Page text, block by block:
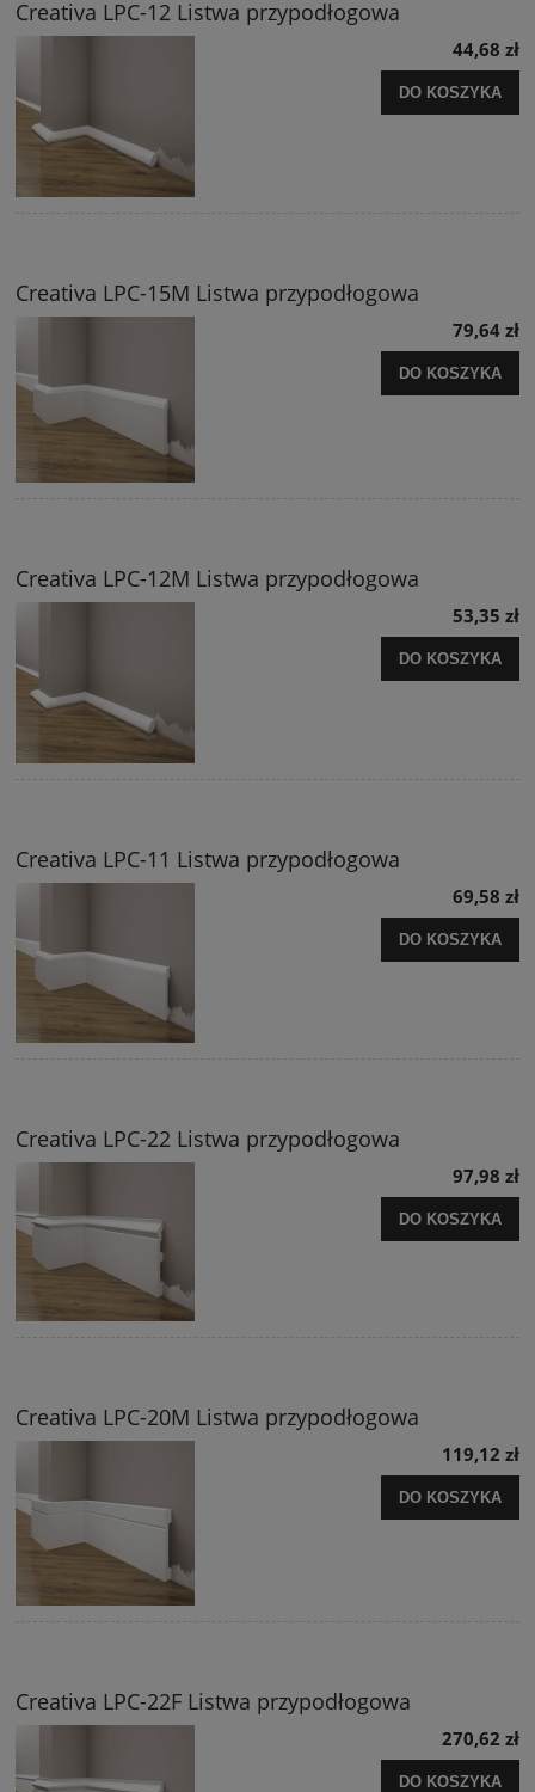
Creativa LPC-12 Listwa przypodłogowa
44,68 zł
DO KOSZYKA
Creativa LPC-15M Listwa przypodłogowa
79,64 zł
DO KOSZYKA
Creativa LPC-12M Listwa przypodłogowa
53,35 zł
DO KOSZYKA
Creativa LPC-11 Listwa przypodłogowa
69,58 zł
DO KOSZYKA
Creativa LPC-22 Listwa przypodłogowa
97,98 zł
DO KOSZYKA
Creativa LPC-20M Listwa przypodłogowa
119,12 zł
DO KOSZYKA
Creativa LPC-22F Listwa przypodłogowa
270,62 zł
DO KOSZYKA